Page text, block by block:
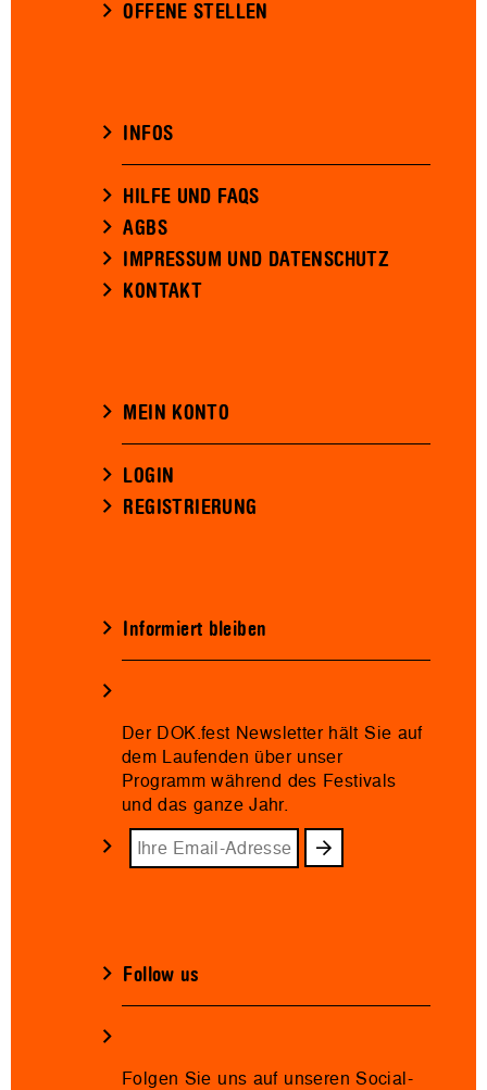
OFFENE STELLEN
INFOS
HILFE UND FAQS
AGBS
IMPRESSUM UND DATENSCHUTZ
KONTAKT
MEIN KONTO
LOGIN
REGISTRIERUNG
Informiert bleiben
Der DOK.fest Newsletter hält Sie auf
dem Laufenden über unser
Programm während des Festivals
und das ganze Jahr.
Follow us
Folgen Sie uns auf unseren Social-